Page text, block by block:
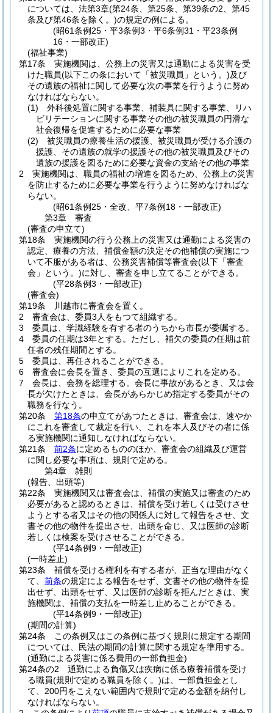
については、法第3章(第24条、第25条、第39条の2、第45
条及び第46条を除く。)の規定の例による。
(昭61条例25・平3条例3・平6条例31・平23条例
16・一部改正)
(福祉事業)
第17条
実施機関は、公務上の災害又は通勤による災害を受
けた職員(以下この条において「被災職員」という。)及び
その遺族の福祉に関して必要な次の事業を行うように努め
なければならない。
(1)
外科後処置に関する事業、補装具に関する事業、リハ
ビリテーションに関する事業その他の被災職員の円滑な
社会復帰を促進するために必要な事業
(2)
被災職員の療養生活の援護、被災職員が受ける介護の
援護、その遺族の就学の援護その他の被災職員及びその
遺族の援護を図るために必要な資金の支給その他の事業
2
実施機関は、職員の福祉の増進を図るため、公務上の災害
を防止するために必要な事業を行うように努めなければな
らない。
(昭61条例25・全改、平7条例18・一部改正)
第3章
審査
(審査の申立て)
第18条
実施機関の行う公務上の災害又は通勤による災害の
認定、療養の方法、補償金額の決定その他補償の実施につ
いて不服がある者は、公務災害補償等審査会(以下「審査
会」という。)に対し、審査を申し立てることができる。
(平28条例3・一部改正)
(審査会)
第19条
川越市に審査会を置く。
2
審査会は、委員3人をもつて組織する。
3
委員は、学識経験を有する者のうちから市長が委嘱する。
4
委員の任期は3年とする。 ただし、補欠の委員の任期は前
任者の残任期間とする。
5
委員は、再任されることができる。
6
審査会に会長を置き、委員の互選によりこれを定める。
7
会長は、会務を総理する。 会長に事故があるとき、又は会
長が欠けたときは、会長があらかじめ指定する委員がその
職務を行なう。
第20条
第18条の申立てがあつたときは、審査会は、速やか
にこれを審査して裁定を行い、これを本人及びその者に係
る実施機関に通知しなければならない。
第21条
前2条に定めるもののほか、審査会の組織及び運営
に関し必要な事項は、規則で定める。
第4章
雑則
(報告、出頭等)
第22条
実施機関又は審査会は、補償の実施又は審査のため
必要があると認めるときは、補償を受け若しくは受けさせ
ようとする者又はその他の関係人に対して報告をさせ、文
書その他の物件を提出させ、出頭を命じ、又は医師の診断
若しくは検案を受けさせることができる。
(平14条例9・一部改正)
(一時差止)
第23条
補償を受ける権利を有する者が、正当な理由がなく
て、 前条の規定による報告をせず、文書その他の物件を提
出せず、出頭をせず、又は医師の診断を拒んだときは、実
施機関は、補償の支払を一時差し止めることができる。
(平14条例9・一部改正)
(期間の計算)
第24条
この条例又はこの条例に基づく規則に規定する期間
については、民法の期間の計算に関する規定を準用する。
(通勤による災害に係る費用の一部負担金)
第24条の2
通勤による負傷又は疾病に係る療養補償を受け
る職員(規則で定める職員を除く。)は、一部負担金とし
て、200円をこえない範囲内で規則で定める金額を納付し
なければならない。